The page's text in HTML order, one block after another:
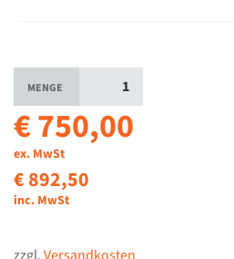
MENGE
€ 750,00
ex. MwSt
€ 892,50
inc. MwSt